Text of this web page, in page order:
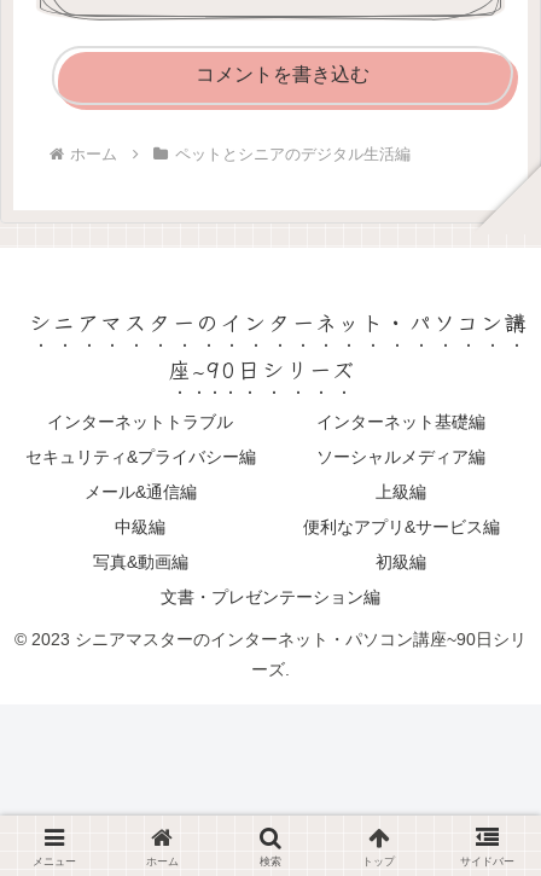
コメントを書き込む
ホーム ペットとシニアのデジタル生活編
シニアマスターのインターネット・パソコン講
座~90日シリーズ
インターネットトラブル
インターネット基礎編
セキュリティ&プライバシー編
ソーシャルメディア編
メール&通信編
上級編
中級編
便利なアプリ&サービス編
写真&動画編
初級編
文書・プレゼンテーション編
© 2023 シニアマスターのインターネット・パソコン講座~90日シリ
ーズ.
メニュー ホーム 検索 トップ サイドバー